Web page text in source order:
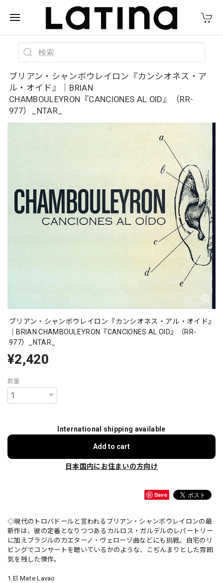
ブリアン・シャンボウレイロン『カンシオネス・ア
ル・オイド』｜BRIAN
CHAMBOULEYRON『CANCIONES AL OID』（RR-
977）_NTAR_
ブリアン・シャンボウレイロン『カンシオネス・アル・オイド』
｜BRIAN CHAMBOULEYRON『CANCIONES AL OID』（RR-
977）_NTAR_
¥2,420
数量
International shipping available
Add to cart
日本国内にお住まいの方向け
Save
◇現代のトロバドールと言われるブリアン・シャンボウレイロンの最
新作は、彼の定番となりつつあるカルロス・ガルデルのレパートリー
に加えブラジルのカエターノ・ヴェローゾ曲などにも挑戦。自宅のリ
ビングでコンサートを聴いているかのような、こぢんまりとした雰囲
気を残した傑作。
1.El Mate Lavao